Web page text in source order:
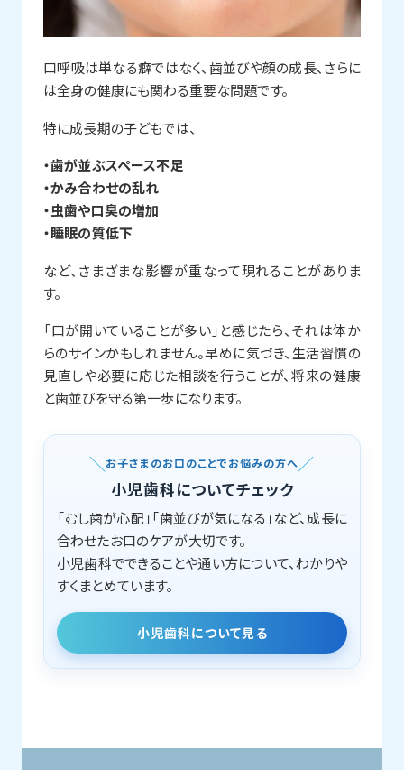
口呼吸は単なる癖ではなく、歯並びや顔の成長、さらに
は全身の健康にも関わる重要な問題です。
特に成長期の子どもでは、
・歯が並ぶスペース不足
・かみ合わせの乱れ
・虫歯や口臭の増加
・睡眠の質低下
など、さまざまな影響が重なって現れることがありま
す。
「口が開いていることが多い」と感じたら、それは体か
らのサインかもしれません。早めに気づき、生活習慣の
見直しや必要に応じた相談を行うことが、将来の健康
と歯並びを守る第一歩になります。
お子さまのお口のことでお悩みの方へ
小児歯科についてチェック
「むし歯が心配」「歯並びが気になる」など、成長に
合わせたお口のケアが大切です。
小児歯科でできることや通い方について、わかりや
すくまとめています。
小児歯科について見る